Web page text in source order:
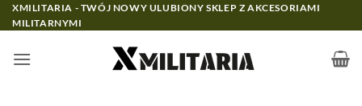
Przewiń
do
XMILITARIA - TWÓJ NOWY ULUBIONY SKLEP Z AKCESORIAMI
MILITARNYMI